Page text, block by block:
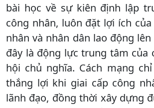
bài học về sự kiên định lập
công nhân, luôn đặt lợi ích
nhân và nhân dân lao động
đây là động lực trung tâm của
hội chủ nghĩa. Cách mạng
thắng lợi khi giai cấp công
lãnh đạo, đồng thời xây dựng